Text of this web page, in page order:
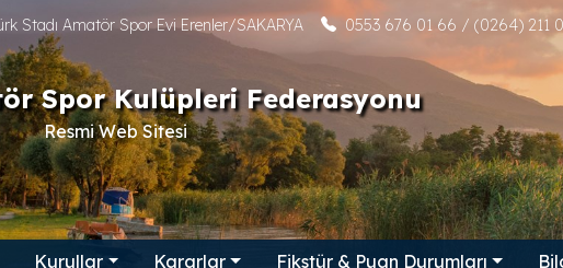
Stadı Amatör Spor Evi Erenler/SAKARYA 0553 676 01 66 / (0264) 211
Spor Kulüpleri Federasyonu
Resmi Web Sitesi
Kurullar Kararlar Fikstür & Puan Durumları